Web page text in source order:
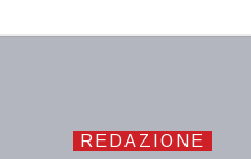
REDAZIONE